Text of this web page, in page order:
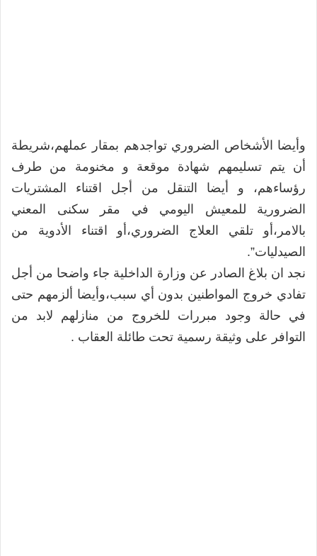
وأيضا الأشخاص الضروري تواجدهم بمقار عملهم،شريطة
أن يتم تسليمهم شهادة موقعة و مخنومة من طرف
رؤساءهم، و أيضا التنقل من أجل اقتناء المشتريات
الضرورية للمعيش اليومي في مقر سكنى المعني
بالامر،أو تلقي العلاج الضروري،أو اقتناء الأدوية من
الصيدليات”.
نجد ان بلاغ الصادر عن وزارة الداخلية جاء واضحا من أجل
تفادي خروج المواطنين بدون أي سبب،وأيضا ألزمهم حتى
في حالة وجود مبررات للخروج من منازلهم لابد من
التوافر على وثيقة رسمية تحت طائلة العقاب .